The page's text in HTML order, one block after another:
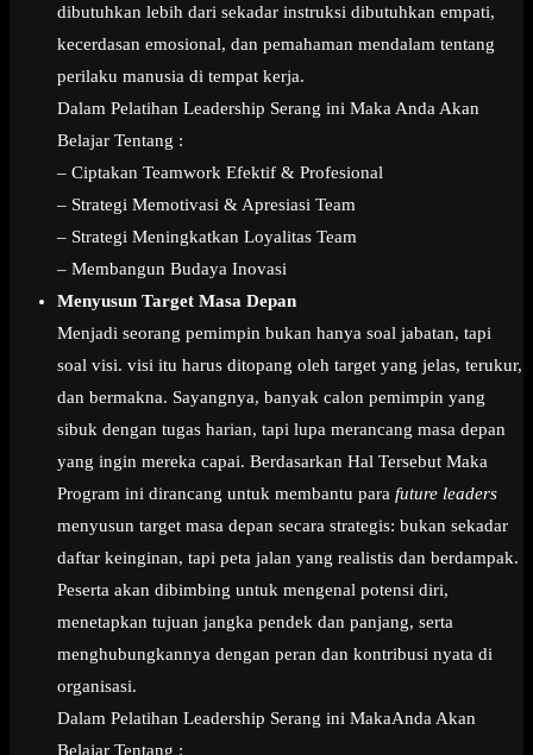
dibutuhkan lebih dari sekadar instruksi dibutuhkan empati,
kecerdasan emosional, dan pemahaman mendalam tentang
perilaku manusia di tempat kerja.
Dalam Pelatihan Leadership Serang ini Maka Anda Akan
Belajar Tentang :
– Ciptakan Teamwork Efektif & Profesional
– Strategi Memotivasi & Apresiasi Team
– Strategi Meningkatkan Loyalitas Team
– Membangun Budaya Inovasi
Menyusun Target Masa Depan
Menjadi seorang pemimpin bukan hanya soal jabatan, tapi
soal visi. visi itu harus ditopang oleh target yang jelas, terukur,
dan bermakna. Sayangnya, banyak calon pemimpin yang
sibuk dengan tugas harian, tapi lupa merancang masa depan
yang ingin mereka capai. Berdasarkan Hal Tersebut Maka
Program ini dirancang untuk membantu para future leaders
menyusun target masa depan secara strategis: bukan sekadar
daftar keinginan, tapi peta jalan yang realistis dan berdampak.
Peserta akan dibimbing untuk mengenal potensi diri,
menetapkan tujuan jangka pendek dan panjang, serta
menghubungkannya dengan peran dan kontribusi nyata di
organisasi.
Dalam Pelatihan Leadership Serang ini MakaAnda Akan
Belajar Tentang :